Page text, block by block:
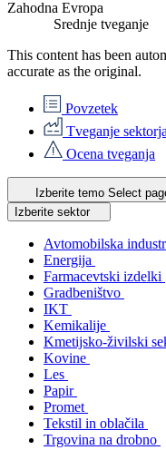
Zahodna Evropa
Srednje tveganje
This content has been
accurate as the original.
Povzetek
Tveganje sektorja
Ocena tveganja
Izberite temo Select
Izberite sektor
Avtomobilska
Energija
Farmacevtski izdelki
Gradbeništvo
IKT
Kemikalije
Kmetijsko-živilski
Kovine
Les
Papir
Promet
Tekstil in oblačila
Trgovina na drobno